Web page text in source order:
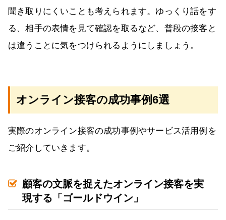
聞き取りにくいことも考えられます。ゆっくり話をす
る、相手の表情を見て確認を取るなど、普段の接客と
は違うことに気をつけられるようにしましょう。
オンライン接客の成功事例6選
実際のオンライン接客の成功事例やサービス活用例を
ご紹介していきます。
顧客の文脈を捉えたオンライン接客を実
現する「ゴールドウイン」